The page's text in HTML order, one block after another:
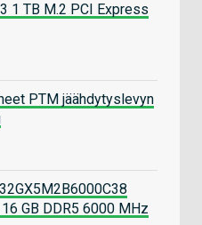
1 TB M.2 PCI Express
PTM jäähdytyslevyn
GB DDR5 6000 MHz